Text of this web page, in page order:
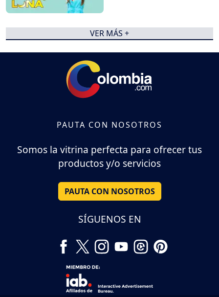
VER MÁS +
PAUTA CON NOSOTROS
Somos la vitrina perfecta para ofrecer tus
productos y/o servicios
PAUTA CON NOSOTROS
SÍGUENOS EN